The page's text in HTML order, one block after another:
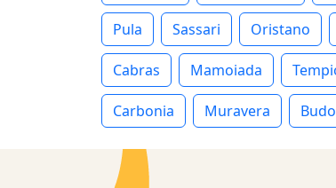
Pula Sassari Oristano
Cabras Mamoiada
Carbonia Muravera